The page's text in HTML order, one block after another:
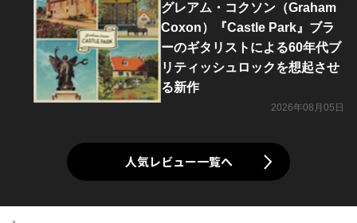
グレアム・コクソン（Graham
Coxon）『Castle Park』ブラ
ーのギタリストによる60年代ブ
リティッシュロックを想起させ
る新作
2026年08月05日
人気レビュー一覧へ